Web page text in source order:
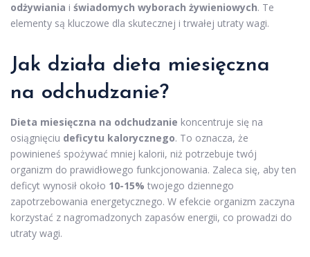
odżywiania i świadomych wyborach żywieniowych. Te
elementy są kluczowe dla skutecznej i trwałej utraty wagi.
Jak działa dieta miesięczna
na odchudzanie?
Dieta miesięczna na odchudzanie koncentruje się na
osiągnięciu deficytu kalorycznego. To oznacza, że
powinieneś spożywać mniej kalorii, niż potrzebuje twój
organizm do prawidłowego funkcjonowania. Zaleca się, aby ten
deficyt wynosił około 10-15% twojego dziennego
zapotrzebowania energetycznego. W efekcie organizm zaczyna
korzystać z nagromadzonych zapasów energii, co prowadzi do
utraty wagi.